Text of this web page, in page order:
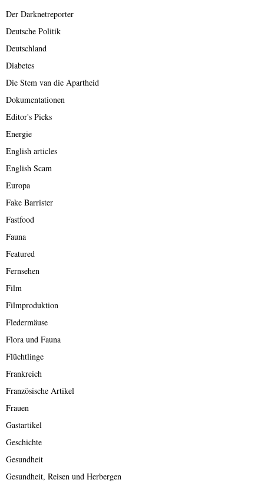
Der Darknetreporter
Deutsche Politik
Deutschland
Diabetes
Die Stem van die Apartheid
Dokumentationen
Editor's Picks
Energie
English articles
English Scam
Europa
Fake Barrister
Fastfood
Fauna
Featured
Fernsehen
Film
Filmproduktion
Fledermäuse
Flora und Fauna
Flüchtlinge
Frankreich
Französische Artikel
Frauen
Gastartikel
Geschichte
Gesundheit
Gesundheit, Reisen und Herbergen